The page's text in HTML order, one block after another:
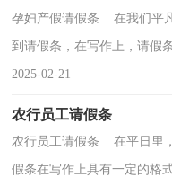
孕妇产假请假条 在我们平
到请假条，在写作上，请假
下面是小编为大家收集的孕
2025-02-21
农行员工请假条
农行员工请假条 在平日里
假条在写作上具有一定的格